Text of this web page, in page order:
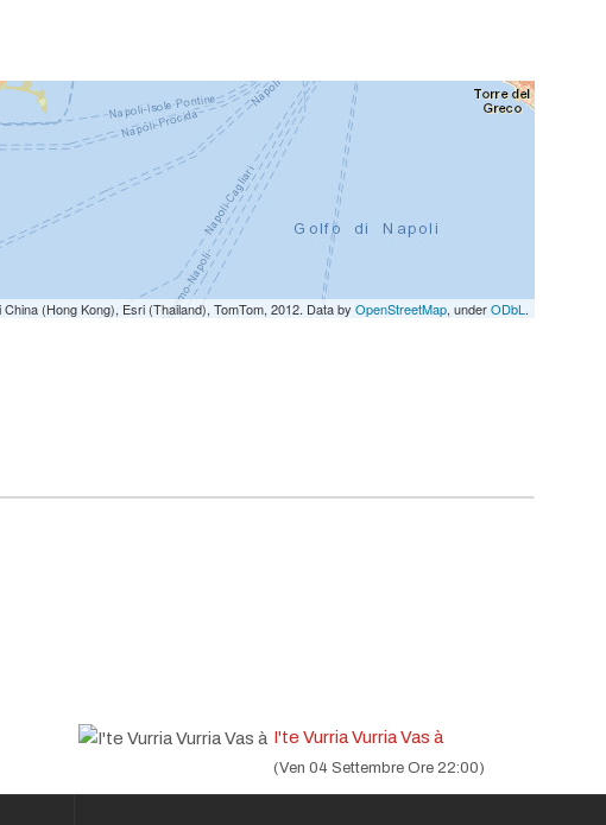
(Hong Kong), Esri (Thailand), TomTom, 2012. Data by OpenStreetMap, underODbL.
I'te Vurria Vurria Vas à
(Ven 04 Settembre Ore 22:00)